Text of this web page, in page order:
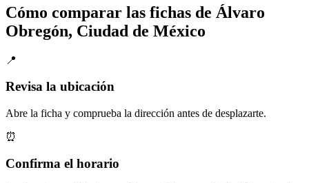
Cómo comparar las fichas de Álvaro
Obregón, Ciudad de México
📍
Revisa la ubicación
Abre la ficha y comprueba la dirección antes de desplazarte.
⏰
Confirma el horario